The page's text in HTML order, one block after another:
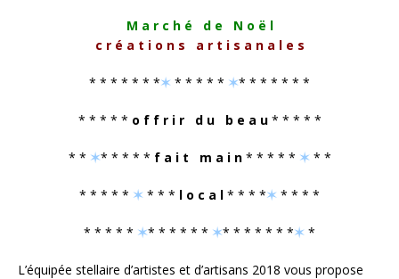
M a r c h é d e N o ë l
c r é a t i o n s a r t i s a n a l e s
* * * * * * *✶ * * * * * ✶* * * * * * *
* * * * * o f f r i r d u b e a u* * * * *
* * ✶* * * * * f a i t m a i n* * * * * ✶ * *
* * * * * ✶ * * * l o c a l * * * *✶ * * * *
* * * * * ✶* * * * * * ✶* * * * * * *✶ *
L’équipée stellaire d’artistes et d’artisans 2018 vous propose